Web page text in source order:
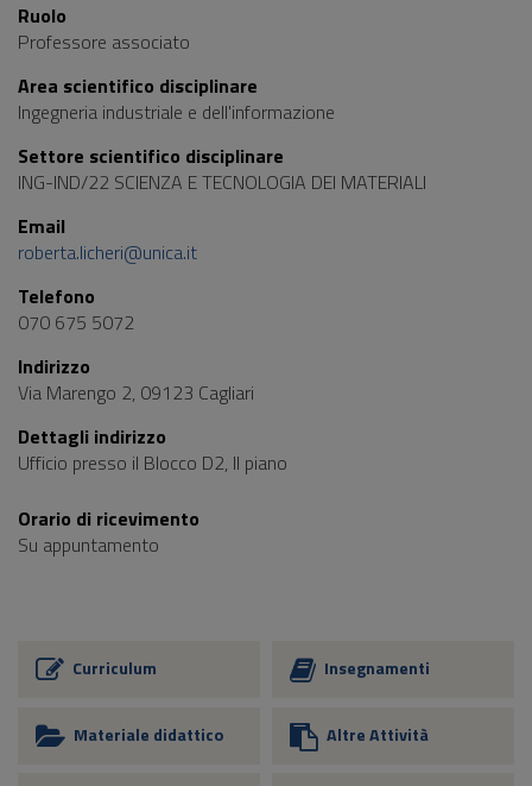
Ruolo
Professore associato
Area scientifico disciplinare
Ingegneria industriale e dell'informazione
Settore scientifico disciplinare
ING-IND/22 SCIENZA E TECNOLOGIA DEI MATERIALI
Email
roberta.licheri@unica.it
Telefono
070 675 5072
Indirizzo
Via Marengo 2, 09123 Cagliari
Dettagli indirizzo
Ufficio presso il Blocco D2, II piano
Orario di ricevimento
Su appuntamento
Curriculum Insegnamenti
Materiale didattico Altre Attività